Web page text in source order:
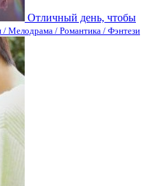
Отличный день, чтобы
Мелодрама / Романтика / Фэнтези